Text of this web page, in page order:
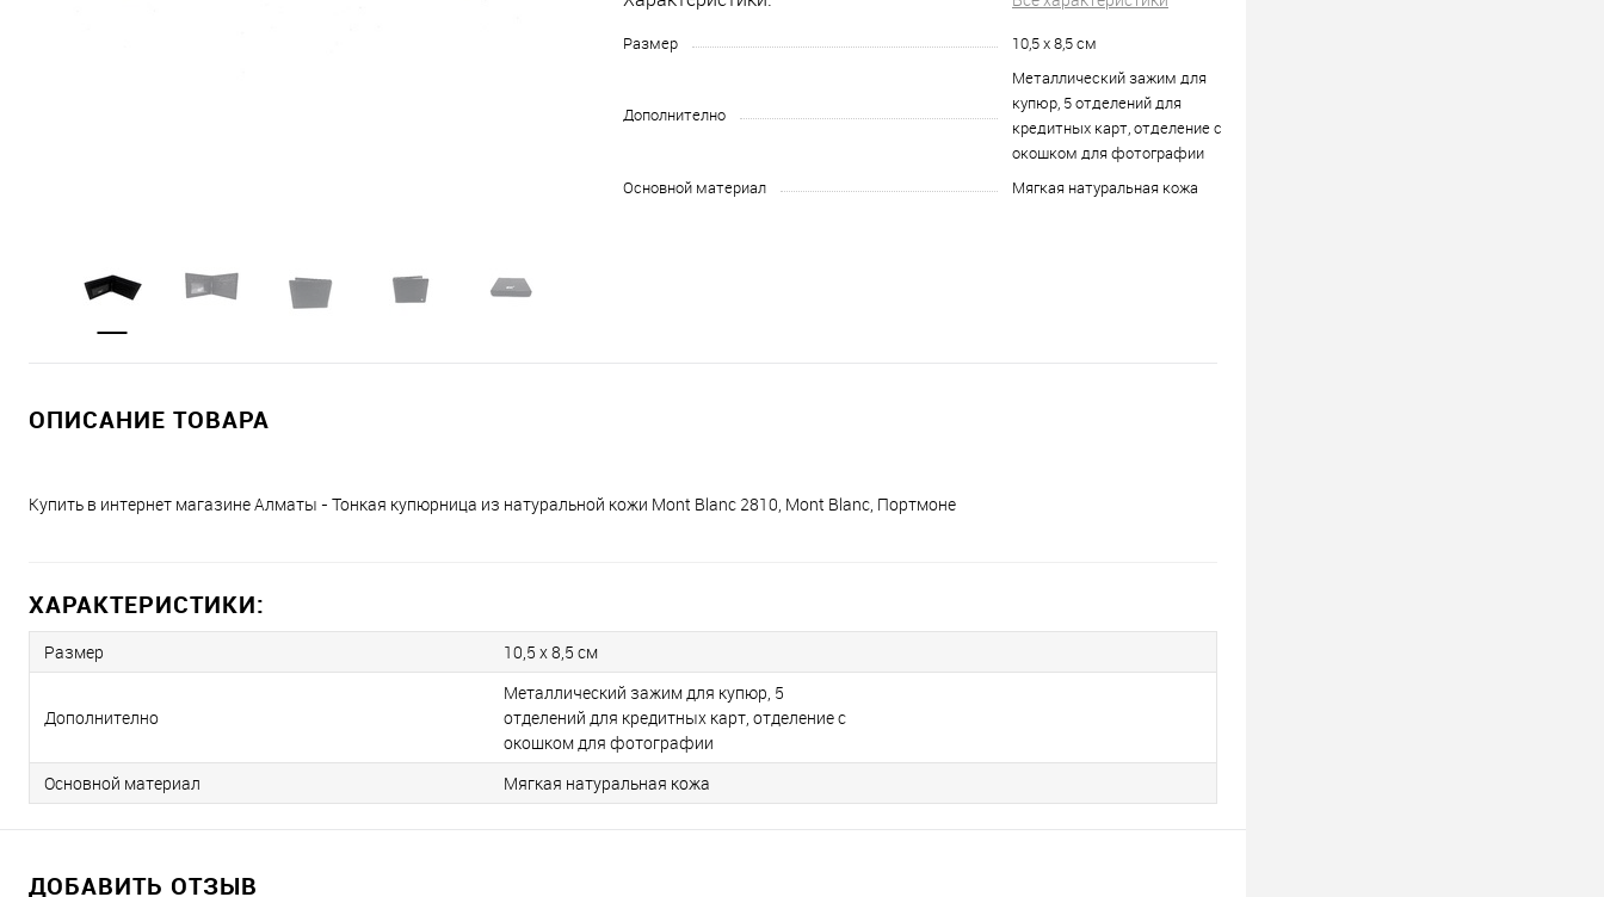
Размер 10,5 x 8,5 см
Дополнително
Металлический зажим для
купюр, 5 отделений для
кредитных карт, отделение с
окошком для фотографии
Основной материал
Мягкая натуральная кожа
ОПИСАНИЕ ТОВАРА
Купить в интернет магазине Алматы - Тонкая купюрница из натуральной кожи Mont Blanc 2810, Mont Blanc, Портмоне
ХАРАКТЕРИСТИКИ:
Размер 10,5 x 8,5 см
Дополнително
Металлический зажим для купюр, 5
отделений для кредитных карт, отделение с
окошком для фотографии
Основной материал
Мягкая натуральная кожа
ДОБАВИТЬ ОТЗЫВ